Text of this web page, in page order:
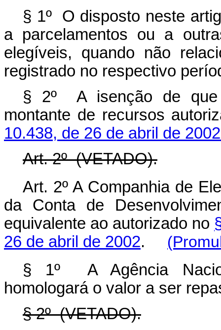
§ 1º O disposto neste
a parcelamentos ou a
elegíveis, quando não
registrado no respectivo
§ 2º A isenção de que
montante de recursos
10.438, de 26 de abril de
Art. 2º (VETADO).
Art. 2º A Companhia de
da Conta de
equivalente ao autorizado no
26 de abril de 2002.
§ 1º A Agência
homologará o valor a ser
§ 2º (VETADO).